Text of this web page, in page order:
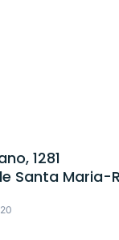
1281
Santa Maria-